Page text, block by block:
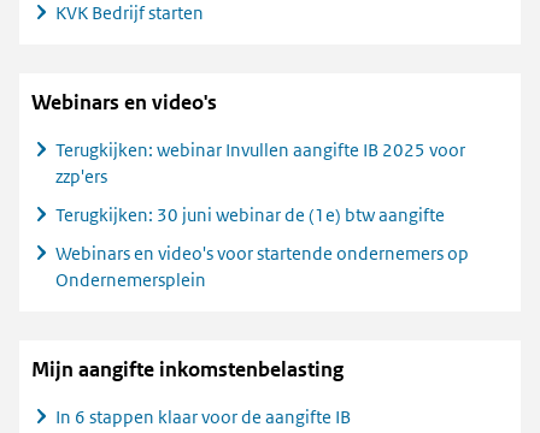
KVK Bedrijf starten
Webinars en video's
Terugkijken: webinar Invullen aangifte IB 2025 voor
zzp'ers
Terugkijken: 30 juni webinar de (1e) btw aangifte
Webinars en video's voor startende ondernemers op
Ondernemersplein
Mijn aangifte inkomstenbelasting
In 6 stappen klaar voor de aangifte IB